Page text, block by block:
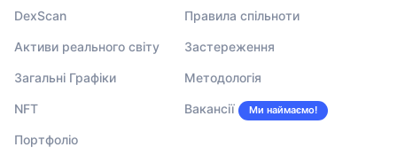
DexScan
Активи реального світу
Загальні Графіки
NFT
Портфоліо
Правила спільноти
Застереження
Методологія
Вакансії Ми наймаємо!